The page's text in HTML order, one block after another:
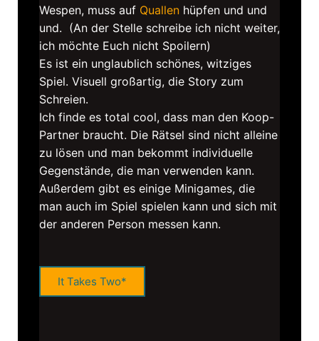
Wespen, muss auf Quallenhüpfen und und
und. (An der Stelle schreibe ich nicht weiter,
ich möchte Euch nicht Spoilern)
Es ist ein unglaublich schönes, witziges
Spiel. Visuell großartig, die Story zum
Schreien.
Ich finde es total cool, dass man den Koop-
Partner braucht. Die Rätsel sind nicht alleine
zu lösen und man bekommt individuelle
Gegenstände, die man verwenden kann.
Außerdem gibt es einige Minigames, die
man auch im Spiel spielen kann und sich mit
der anderen Person messen kann.
It Takes Two*